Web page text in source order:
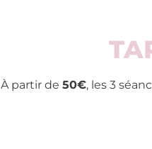
À partir de 50€, les 3